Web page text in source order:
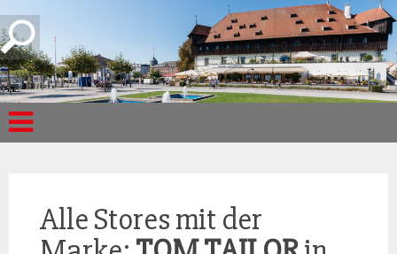
Alle Stores mit der